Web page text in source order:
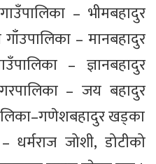
– भीमबहादुर
– मानबहादुर
– ज्ञानबहादुर
– जय बहादुर
खड्का
धर्मराज जोशी, डोटीको